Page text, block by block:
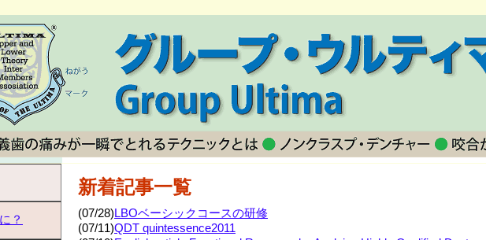
？
新着記事一覧
(07/28) LBOベーシックコースの研修
(07/11)QDT quintessence2011